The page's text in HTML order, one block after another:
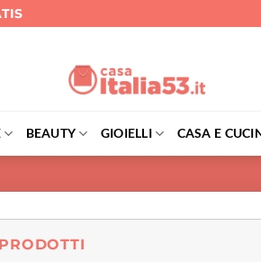
BEAUTY GIOIELLI CASA E